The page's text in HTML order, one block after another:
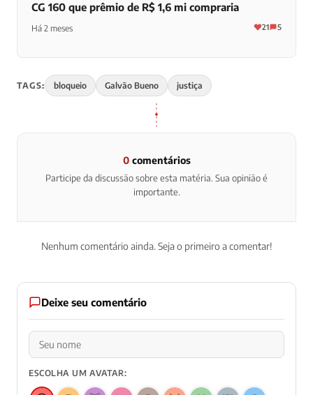
CG 160 que prêmio de R$ 1,6 mi compraria
Há 2 meses 21 5
TAGS: bloqueio Galvão Bueno justiça
0comentários
Participe da discussão sobre esta matéria. Sua opinião é
importante.
Nenhum comentário ainda. Seja o primeiro a comentar!
Deixe seu comentário
ESCOLHA UM AVATAR: